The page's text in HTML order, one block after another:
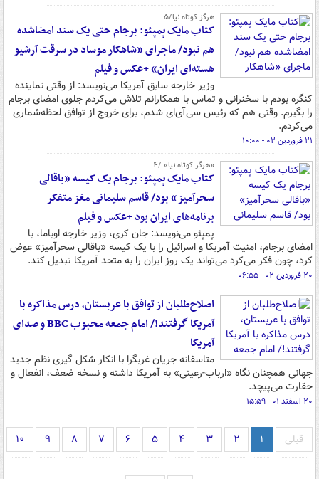
هرگز کوتاه نیا/۵
کتاب مایک پمپئو: برجام حتی یک سند امضاشده
هم نبود/ ماجرای «شاهکار موساد در سرقت آرشیو
هسته‌ای ایران» +عکس و فیلم
وزیر خارجه سابق آمریکا می‌نویسد: از وقتی نماینده
کنگره بودم با سخنرانی و تماس با همکارانم تلاش می‌کردم جلوی امضای برجام
را بگیرم. وقتی هم که رئیس سی‌آی‌ای شدم، برای خروج از توافق لحظه‌شماری
می‌کردم.
۲۱ فروردین ۰۲ - ۱۰:۰۰
«هرگز کوتاه نیا» /۴
کتاب مایک پمپئو: برجام یک کیسه «باقالی
سحرآمیز» بود/ قاسم سلیمانی مغز متفکر
برنامه‌های ایران بود +عکس و فیلم
پمپئو می‌نویسد: جان کری، وزیر خارجه اوباما، با
امضای برجام، امنیت آمریکا و اسرائیل را با یک کیسه «باقالی سحرآمیز» عوض
کرد، چون فکر می‌کرد می‌تواند یک روز ایران را به متحد آمریکا تبدیل کند.
۲۰ فروردین ۰۲ - ۰۶:۵۵
اصلاح‌طلبان از توافق با عربستان، درس مذاکره با
آمریکا گرفتند!/ امام جمعه محبوب BBC و صدای
آمریکا
متاسفانه جریان غربگرا با انکار شکل گیری نظم جدید
جهانی همچنان نگاه «ارباب-رعیتی» به آمریکا داشته و نسخه ضعف، انفعال و
حقارت می‌پیچد.
۲۰ اسفند ۰۱ - ۱۵:۵۹
قبلی ۱ ۲ ۳ ۴ ۵ ۶ ۷ ۸ ۹ ۱۰